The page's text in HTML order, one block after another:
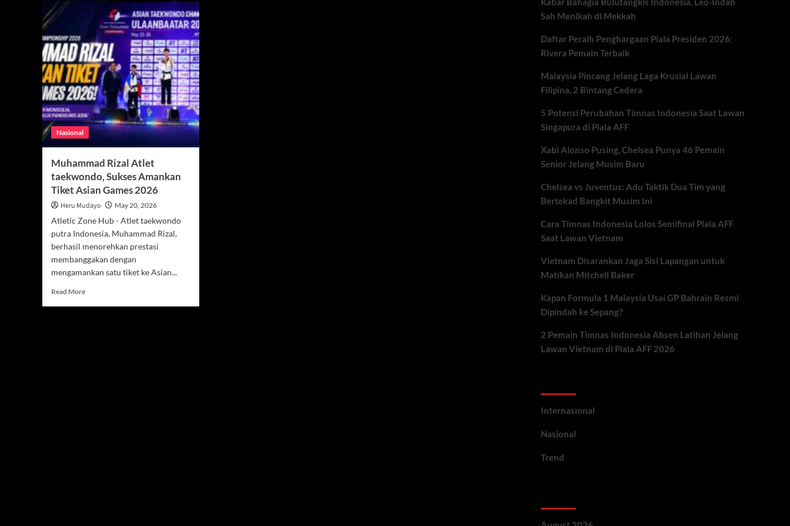
Nasional
Muhammad Rizal Atlet
taekwondo, Sukses Amankan
Tiket Asian Games 2026
Heru Mudayo May 20, 2026
Atletic Zone Hub - Atlet taekwondo
putra Indonesia, Muhammad Rizal,
berhasil menorehkan prestasi
membanggakan dengan
mengamankan satu tiket ke Asian...
Read MoreRead
Sah Menikah di Mekkah
Daftar Peraih Penghargaan Piala Presiden 2026:
Rivera Pemain Terbaik
Malaysia Pincang Jelang Laga Krusial Lawan
Filipina, 2 Bintang Cedera
5 Potensi Perubahan Timnas Indonesia Saat Lawan
Singapura di Piala AFF
Xabi Alonso Pusing, Chelsea Punya 46 Pemain
Senior Jelang Musim Baru
Chelsea vs Juventus: Adu Taktik Dua Tim yang
Bertekad Bangkit Musim Ini
Cara Timnas Indonesia Lolos Semifinal Piala AFF
Saat Lawan Vietnam
Vietnam Disarankan Jaga Sisi Lapangan untuk
Matikan Mitchell Baker
Kapan Formula 1 Malaysia Usai GP Bahrain Resmi
Dipindah ke Sepang?
2 Pemain Timnas Indonesia Absen Latihan Jelang
Lawan Vietnam di Piala AFF 2026
Internasional
Nasional
Trend